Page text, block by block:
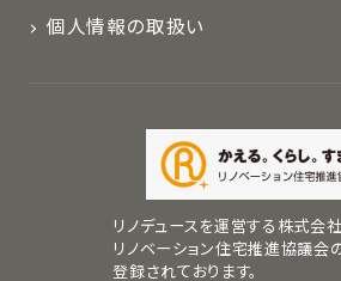
個人情報の取扱い
リノデュースを運営する株式会社
リノベーション住宅推進協議会
登録されております。